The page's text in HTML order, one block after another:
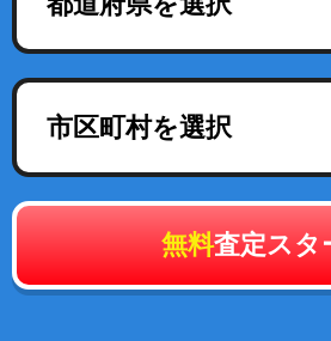
市区町村を選択
無料査定スタ